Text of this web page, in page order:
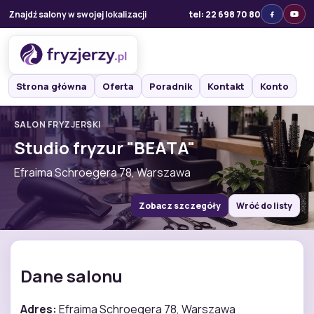
Znajdź salony w swojej lokalizacji tel: 22 698 70 80
Strona główna Oferta Poradnik Kontakt Konto
SALON FRYZJERSKI
Studio fryzur "BEATA"
Efraima Schroegera 78, Warszawa
Zobacz szczegóły Wróć do listy
Dane salonu
Adres: Efraima Schroegera 78, Warszawa